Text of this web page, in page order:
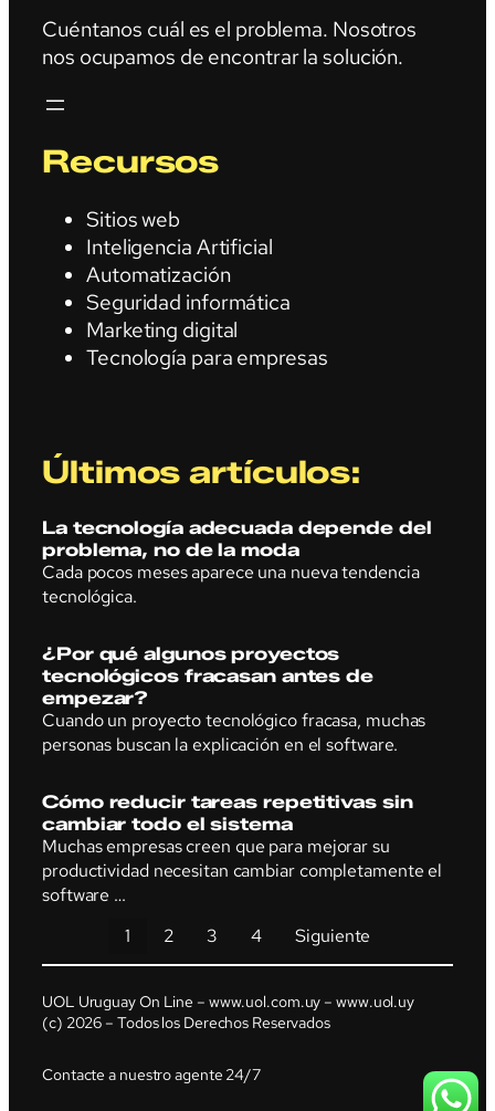
Cuéntanos cuál es el problema. Nosotros
nos ocupamos de encontrar la solución.
Recursos
Sitios web
Inteligencia Artificial
Automatización
Seguridad informática
Marketing digital
Tecnología para empresas
Últimos artículos:
La tecnología adecuada depende del
problema, no de la moda
Cada pocos meses aparece una nueva tendencia
tecnológica.
¿Por qué algunos proyectos
tecnológicos fracasan antes de
empezar?
Cuando un proyecto tecnológico fracasa, muchas
personas buscan la explicación en el software.
Cómo reducir tareas repetitivas sin
cambiar todo el sistema
Muchas empresas creen que para mejorar su
productividad necesitan cambiar completamente el
software …
1
2 3 4 Siguiente
UOL Uruguay On Line – www.uol.com.uy – www.uol.uy
(c) 2026 – Todos los Derechos Reservados
Contacte a nuestro agente 24/7